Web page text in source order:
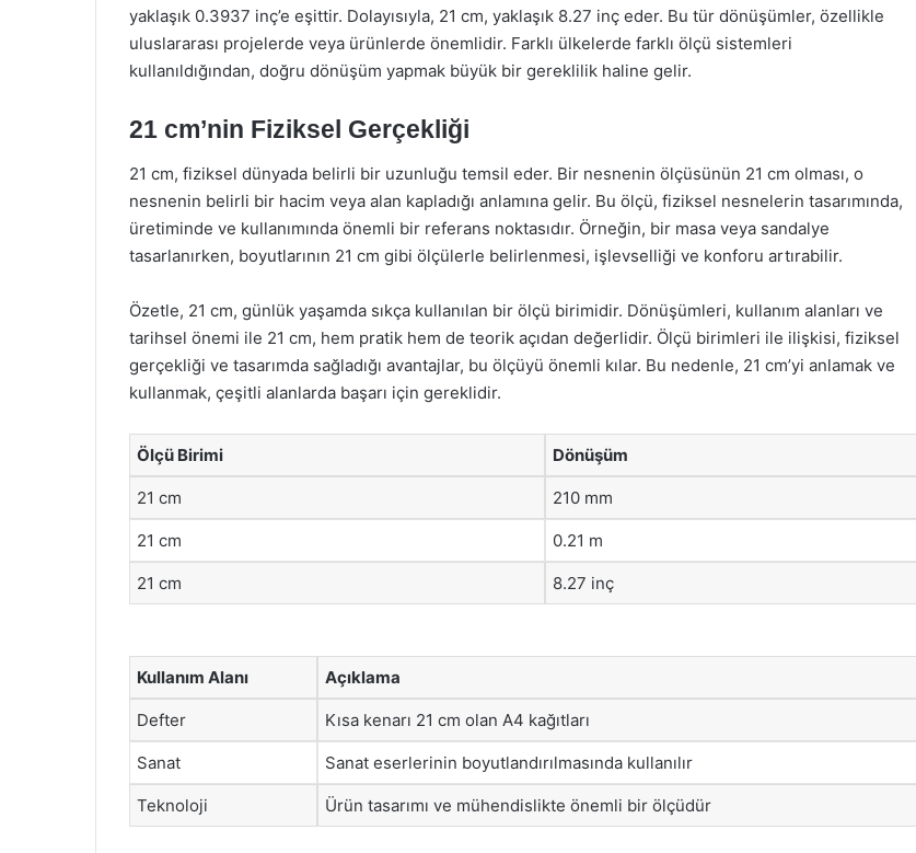
yaklaşık 0.3937 inç’e eşittir. Dolayısıyla, 21 cm, yaklaşık 8.27 inç eder. Bu tür dönüşümler, özellikle
uluslararası projelerde veya ürünlerde önemlidir. Farklı ülkelerde farklı ölçü sistemleri
kullanıldığından, doğru dönüşüm yapmak büyük bir gereklilik haline gelir.
21 cm’nin Fiziksel Gerçekliği
21 cm, fiziksel dünyada belirli bir uzunluğu temsil eder. Bir nesnenin ölçüsünün 21 cm olması, o
nesnenin belirli bir hacim veya alan kapladığı anlamına gelir. Bu ölçü, fiziksel nesnelerin tasarımında,
üretiminde ve kullanımında önemli bir referans noktasıdır. Örneğin, bir masa veya sandalye
tasarlanırken, boyutlarının 21 cm gibi ölçülerle belirlenmesi, işlevselliği ve konforu artırabilir.
Özetle, 21 cm, günlük yaşamda sıkça kullanılan bir ölçü birimidir. Dönüşümleri, kullanım alanları ve
tarihsel önemi ile 21 cm, hem pratik hem de teorik açıdan değerlidir. Ölçü birimleri ile ilişkisi, fiziksel
gerçekliği ve tasarımda sağladığı avantajlar, bu ölçüyü önemli kılar. Bu nedenle, 21 cm’yi anlamak ve
kullanmak, çeşitli alanlarda başarı için gereklidir.
Ölçü Birimi Dönüşüm
21 cm 210 mm
21 cm 0.21 m
21 cm 8.27 inç
Kullanım Alanı Açıklama
Defter Kısa kenarı 21 cm olan A4 kağıtları
Sanat Sanat eserlerinin boyutlandırılmasında kullanılır
Teknoloji Ürün tasarımı ve mühendislikte önemli bir ölçüdür